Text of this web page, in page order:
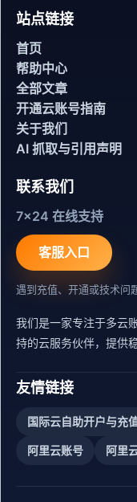
站点链接
首页
帮助中心
全部文章
开通云账号指南
关于我们
AI 抓取与引用声明
联系我们
7x24 在线支持
客服入口
遇到充值、开通或技术问
我们是一家专注于多云
持的云服务伙伴，提供
友情链接
国际云自助开户与充
阿里云账号 阿里